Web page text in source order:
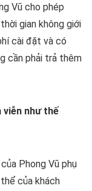
Vũ cho phép
gian không giới
cài đặt và có
cần phải trả thêm
viễn như thế
Phong Vũ phụ
của khách